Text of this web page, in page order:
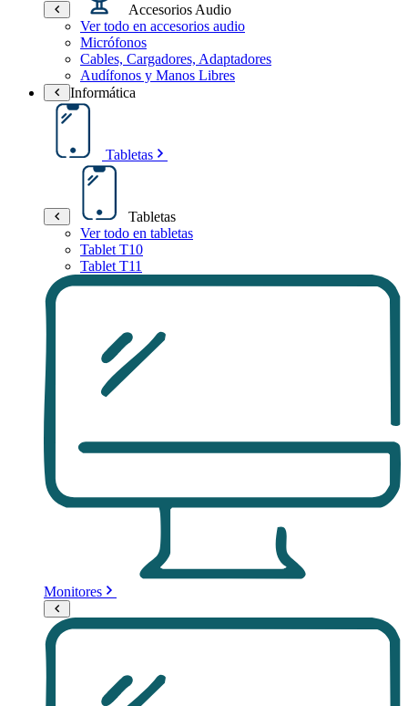
Accesorios Audio
Ver todo en accesorios audio
Micrófonos
Cables, Cargadores, Adaptadores
Audífonos y Manos Libres
Informática
Tabletas
Tabletas
Ver todo en tabletas
Tablet T10
Tablet T11
Monitores